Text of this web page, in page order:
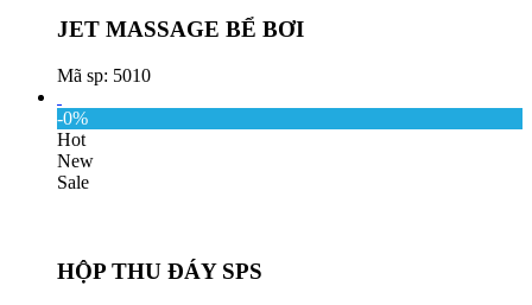
JET MASSAGE BỂ BƠI
Mã sp: 5010
-0%
Hot
New
Sale
HỘP THU ĐÁY SPS